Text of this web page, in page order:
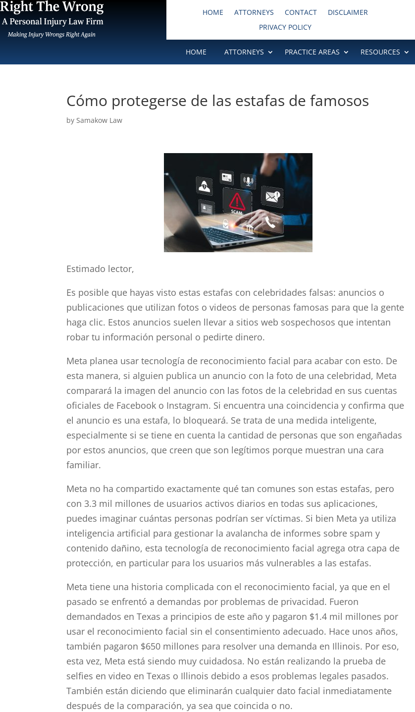
HOME ATTORNEYS CONTACT
DISCLAIMER
PRIVACY POLICY
HOME ATTORNEYS PRACTICE AREAS RESOURCES
Cómo protegerse de las estafas de famosos
bySamakow Law
Estimado lector,
Es posible que hayas visto estas estafas con celebridades falsas: anuncios o
publicaciones que utilizan fotos o videos de personas famosas para que la gente
haga clic. Estos anuncios suelen llevar a sitios web sospechosos que intentan
robar tu información personal o pedirte dinero.
Meta planea usar tecnología de reconocimiento facial para acabar con esto. De
esta manera, si alguien publica un anuncio con la foto de una celebridad, Meta
comparará la imagen del anuncio con las fotos de la celebridad en sus cuentas
oficiales de Facebook o Instagram. Si encuentra una coincidencia y confirma que
el anuncio es una estafa, lo bloqueará. Se trata de una medida inteligente,
especialmente si se tiene en cuenta la cantidad de personas que son engañadas
por estos anuncios, que creen que son legítimos porque muestran una cara
familiar.
Meta no ha compartido exactamente qué tan comunes son estas estafas, pero
con 3.3 mil millones de usuarios activos diarios en todas sus aplicaciones,
puedes imaginar cuántas personas podrían ser víctimas. Si bien Meta ya utiliza
inteligencia artificial para gestionar la avalancha de informes sobre spam y
contenido dañino, esta tecnología de reconocimiento facial agrega otra capa de
protección, en particular para los usuarios más vulnerables a las estafas.
Meta tiene una historia complicada con el reconocimiento facial, ya que en el
pasado se enfrentó a demandas por problemas de privacidad. Fueron
demandados en Texas a principios de este año y pagaron $1.4 mil millones por
usar el reconocimiento facial sin el consentimiento adecuado. Hace unos años,
también pagaron $650 millones para resolver una demanda en Illinois. Por eso,
esta vez, Meta está siendo muy cuidadosa. No están realizando la prueba de
selfies en video en Texas o Illinois debido a esos problemas legales pasados.
También están diciendo que eliminarán cualquier dato facial inmediatamente
después de la comparación, ya sea que coincida o no.